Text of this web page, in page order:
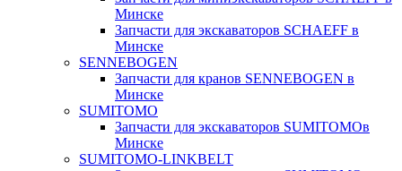
Минске
Запчасти для экскаваторов SCHAEFF в
Минске
SENNEBOGEN
Запчасти для кранов SENNEBOGEN в
Минске
SUMITOMO
Запчасти для экскаваторов SUMITOMOв
Минске
SUMITOMO-LINKBELT